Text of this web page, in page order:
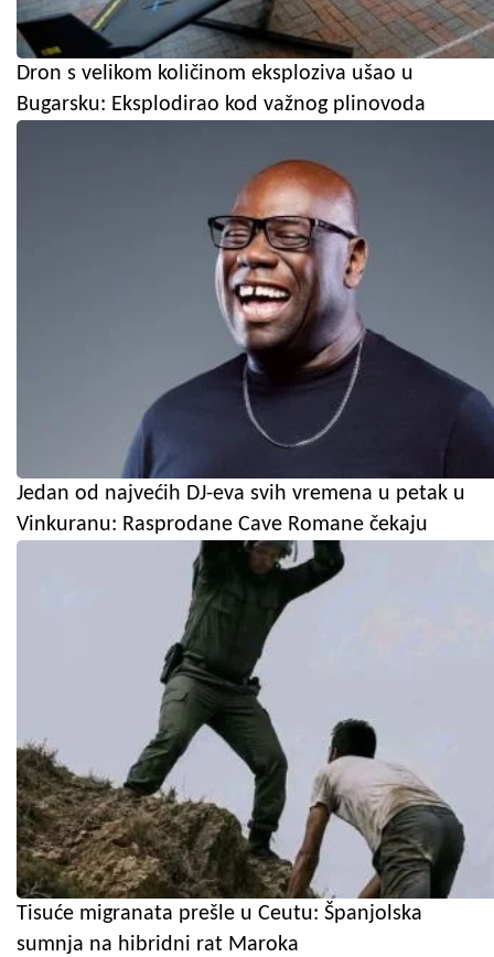
Dron s velikom količinom eksploziva ušao u
Bugarsku: Eksplodirao kod važnog plinovoda
Jedan od najvećih DJ-eva svih vremena u petak u
Vinkuranu: Rasprodane Cave Romane čekaju
Tisuće migranata prešle u Ceutu: Španjolska
sumnja na hibridni rat Maroka